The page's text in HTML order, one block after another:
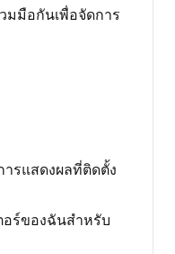
มือกันเพื่อจัดการ
รแสดงผลที่ติดตั้ง
อร์ของฉันสําหรับ